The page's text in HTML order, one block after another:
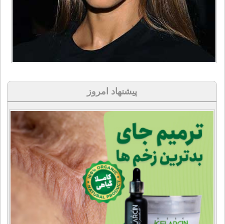
پیشنهاد امروز